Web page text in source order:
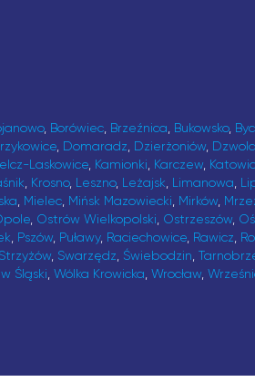
, Borówiec, Brzeźnica Bukowsko,
, Domaradz Dzierżoniów, Dzwola
Laskowice Kamionki Karczew
Krosno, Leszno, Leżajsk Limanowa
Mielec, Mińsk Mazowiecki Mirków,
, Ostrów Wielkopolski Ostrzeszów,
Pszów, Puławy, Raciechowice, Rawicz
Strzyżów, Swarzędz Świebodzin
Śląski Wólka Krowicka Wrocław